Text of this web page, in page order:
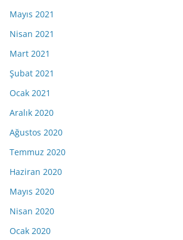
Mayıs 2021
Nisan 2021
Mart 2021
Şubat 2021
Ocak 2021
Aralık 2020
Ağustos 2020
Temmuz 2020
Haziran 2020
Mayıs 2020
Nisan 2020
Ocak 2020